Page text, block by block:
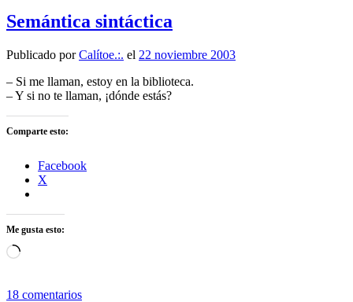
Semántica sintáctica
Publicado porCalítoe.:. el 22 noviembre 2003
– Si me llaman, estoy en la biblioteca.
– Y si no te llaman, ¡dónde estás?
Comparte esto:
Facebook
X
Me gusta esto:
Cargando...
18 comentarios